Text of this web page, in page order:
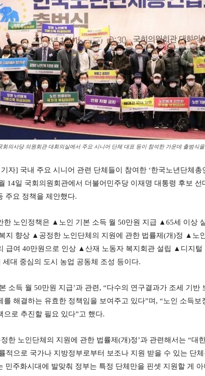
회의사당 의원회관 대회의실에서 주요 시니어 단체 대표 등이 참석한 가운데 출범식
자] 국내 주요 시니어 관련 단체들이 참여한 ‘한국노년단체총
14일 국회의원회관에서 더불어민주당 이재명 대통령 후보 선
주요 정책을 제안했다.
한 노인정책은 ▲노인 기본 소득 월 50만원 지급 ▲65세 이상
지 향상 ▲공정한 노인단체의 지원에 관한 법률제(개)정 ▲노
급여 40만원으로 인상 ▲산재 노동자 복지회관 설립 ▲디지털
대 중심의 도시 농업 공동체 조성 등이다.
소득 월 50만원 지급’과 관련, “다수의 연구결과가 조세 기반
를 해결하는 유효한 정책임을 보여주고 있다”며, “노인 소득보
으로 추진할 필요 있다”고 했다.
한 노인단체의 지원에 관한 법률제(개)정’과 관련해서는 “대
적으로 국가나 지방정부로부터 보조나 지원 받을 수 있는 단
민주화시대에 발맞춰 정부는 특정 단체만을 핀셋 지원할 게 아